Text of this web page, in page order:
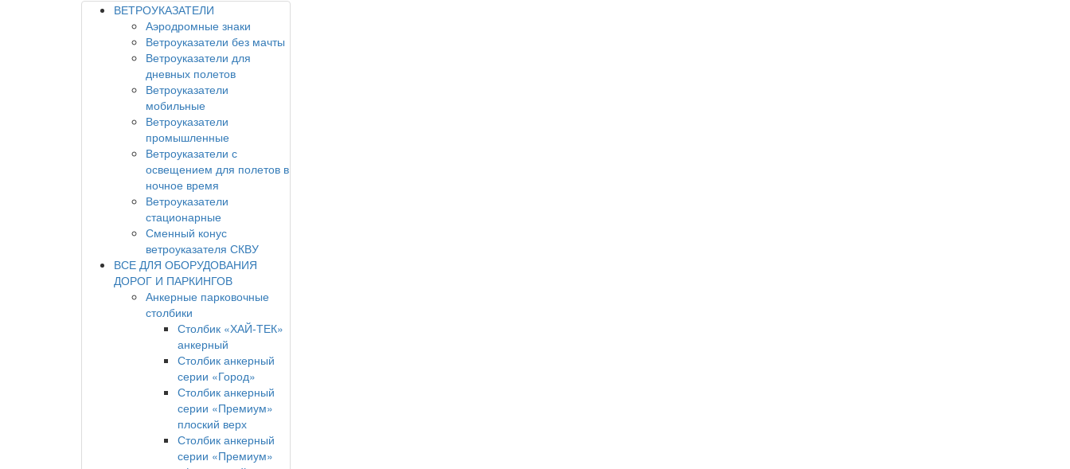
ВЕТРОУКАЗАТЕЛИ
Аэродромные знаки
Ветроуказатели без мачты
Ветроуказатели для
дневных полетов
Ветроуказатели
мобильные
Ветроуказатели
промышленные
Ветроуказатели с
освещением для полетов в
ночное время
Ветроуказатели
стационарные
Сменный конус
ветроуказателя СКВУ
ВСЕ ДЛЯ ОБОРУДОВАНИЯ
ДОРОГ И ПАРКИНГОВ
Анкерные парковочные
столбики
Столбик «ХАЙ-ТЕК»
анкерный
Столбик анкерный
серии «Город»
Столбик анкерный
серии «Премиум»
плоский верх
Столбик анкерный
серии «Премиум»